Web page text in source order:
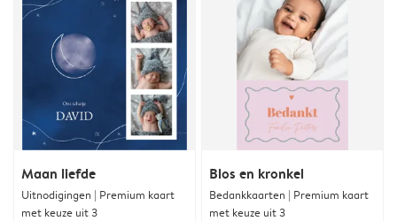
Maan liefde
Uitnodigingen | Premium kaart
met keuze uit 3
Blos en kronkel
Bedankkaarten | Premium kaart
met keuze uit 3